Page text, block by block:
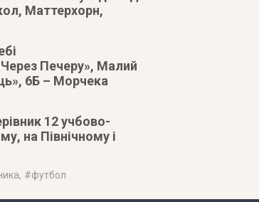
Маттерхорн,
Печеру», Малий
6Б – Морчека
12 учбово-
на Північному і
, #футбол